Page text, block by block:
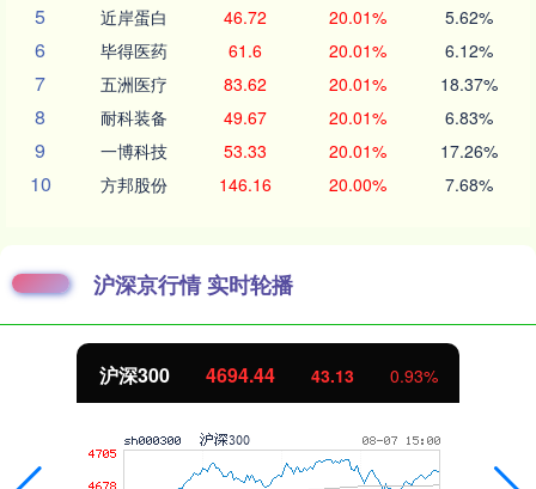
5 近岸蛋白 46.72 20.01% 5.62%
6 毕得医药 61.6 20.01% 6.12%
7 五洲医疗 83.62 20.01% 18.37%
8 耐科装备 49.67 20.01% 6.83%
9 一博科技 53.33 20.01% 17.26%
10 方邦股份 146.16 20.00% 7.68%
沪深京行情 实时轮播
沪深300 4694.44 43.13 0.93%